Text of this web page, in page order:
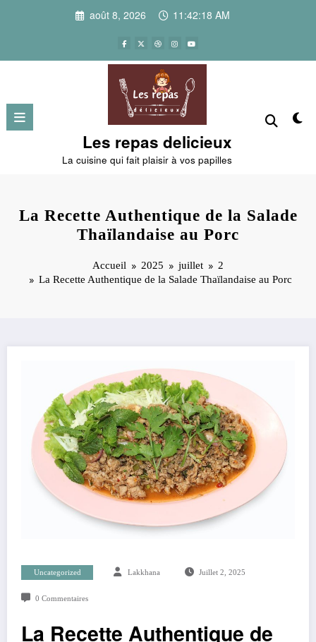
août 8, 2026 11:42:19 AM
Les repas delicieux
La cuisine qui fait plaisir à vos papilles
La Recette Authentique de la Salade
Thaïlandaise au Porc
Accueil 2025 juillet
2
La Recette Authentique de la Salade Thaïlandaise au Porc
Uncategorized Lakkhana Juillet 2, 2025
0 Commentaires
La Recette Authentique de